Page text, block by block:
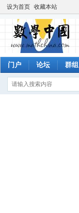
设为首页 收藏本站
门户 论坛 群组